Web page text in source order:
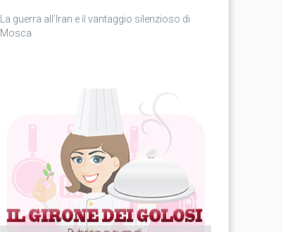
La guerra all’Iran e il vantaggio silenzioso di
Mosca